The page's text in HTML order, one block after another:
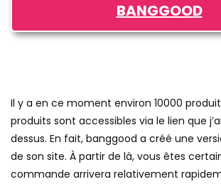
BANGGOOD
Il y a en ce moment environ 10000
produits sont accessibles via le lien que
dessus. En fait, banggood a créé une
de son site. À partir de là, vous êtes
commande arrivera relativement